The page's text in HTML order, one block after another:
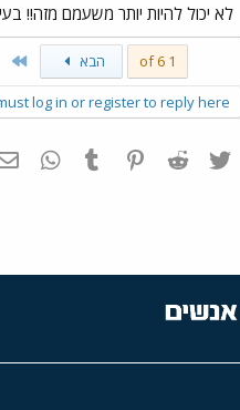
לא יכול להיות יותר משעמם מזה!!
1 of 6 הבא
log in or register to reply here.
פייסבוק Twitter
Reddit
Pinterest
Tumblr